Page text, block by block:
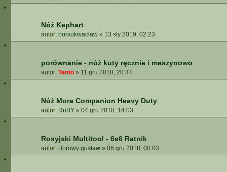
Nóż Kephart
autor: borsukwacław » 13 sty 2019, 02:23
porównanie - nóż kuty ręcznie i maszynowo
autor: Tanto » 11 gru 2018, 20:34
Nóż Mora Companion Heavy Duty
autor: RuBY » 04 gru 2018, 14:03
Rosyjski Multitool - 6e6 Ratnik
autor: Borowy gustaw » 06 gru 2018, 00:03